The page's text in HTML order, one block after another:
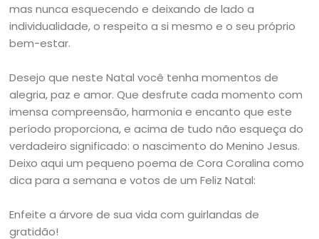
mas nunca esquecendo e deixando de lado a
individualidade, o respeito a si mesmo e o seu próprio
bem-estar.
Desejo que neste Natal você tenha momentos de
alegria, paz e amor. Que desfrute cada momento com
imensa compreensão, harmonia e encanto que este
período proporciona, e acima de tudo não esqueça do
verdadeiro significado: o nascimento do Menino Jesus.
Deixo aqui um pequeno poema de Cora Coralina como
dica para a semana e votos de um Feliz Natal:
Enfeite a árvore de sua vida com guirlandas de
gratidão!